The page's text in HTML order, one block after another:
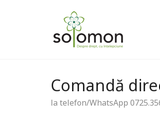
Comandă
la telefon/WhatsApp